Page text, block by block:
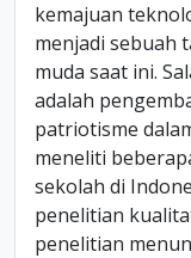
kemajuan
menjadi sebuah
muda saat ini.
adalah
patriotisme
meneliti
sekolah di
penelitian
penelitian